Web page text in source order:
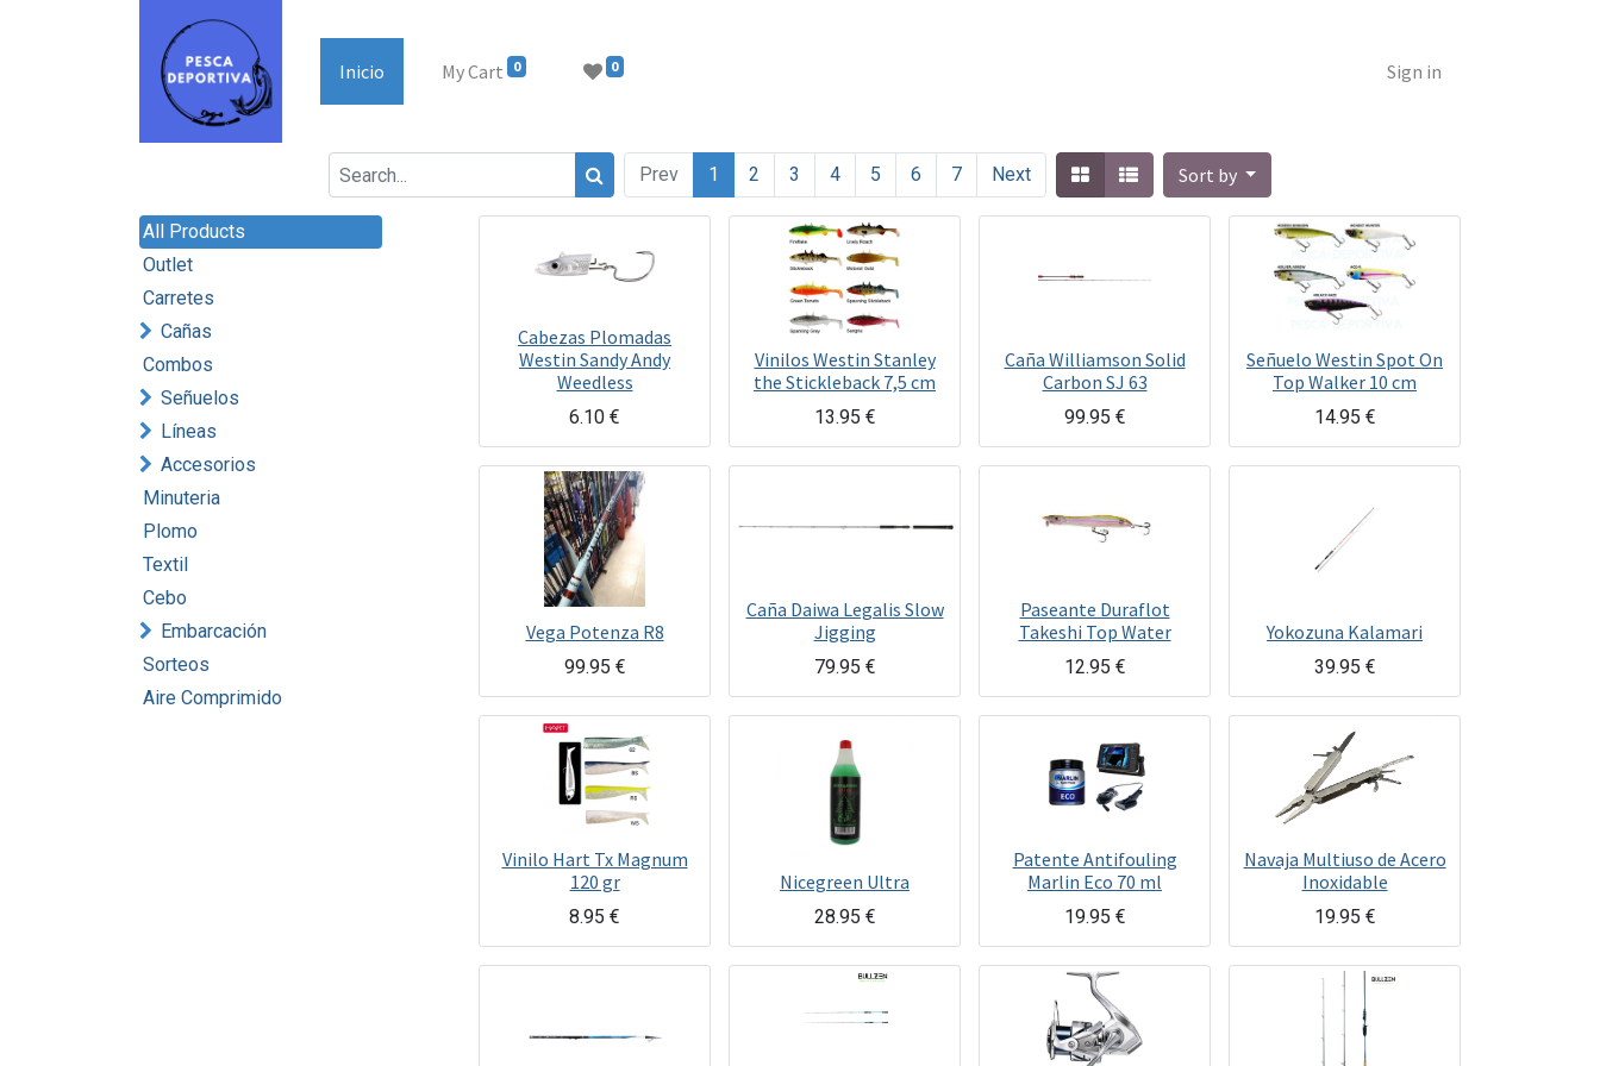
Inicio My Cart 0 0 Sign in
Prev 1 2 3 4 5 6 7 Next Sort by
All Products
Outlet
Carretes
Cañas
Combos
Señuelos
Líneas
Accesorios
Minuteria
Plomo
Textil
Cebo
Embarcación
Sorteos
Aire Comprimido
Cabezas Plomadas
Westin Sandy Andy
Weedless
6.10 €
Vinilos Westin Stanley
the Stickleback 7,5 cm
13.95 €
Caña Williamson Solid
Carbon SJ 63
99.95 €
Señuelo Westin Spot On
Top Walker 10 cm
14.95 €
Vega Potenza R8
99.95 €
Caña Daiwa Legalis Slow
Jigging
79.95 €
Paseante Duraflot
Takeshi Top Water
12.95 €
Yokozuna Kalamari
39.95 €
Vinilo Hart Tx Magnum
120 gr
8.95 €
Nicegreen Ultra
28.95 €
Patente Antifouling
Marlin Eco 70 ml
19.95 €
Navaja Multiuso de Acero
Inoxidable
19.95 €